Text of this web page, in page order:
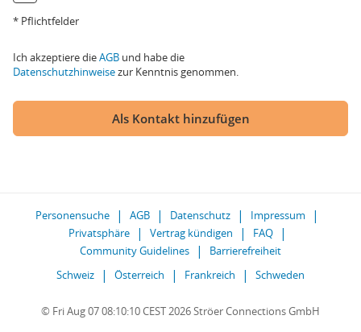
* Pflichtfelder
Ich akzeptiere dieAGB und habe die
Datenschutzhinweisezur Kenntnis genommen.
Als Kontakt hinzufügen
Personensuche AGB Datenschutz
Impressum
Privatsphäre
Vertrag kündigen
FAQ
Community Guidelines
Barrierefreiheit
Schweiz
Österreich Frankreich Schweden
© Fri Aug 07 08:10:10 CEST 2026 Ströer Connections GmbH